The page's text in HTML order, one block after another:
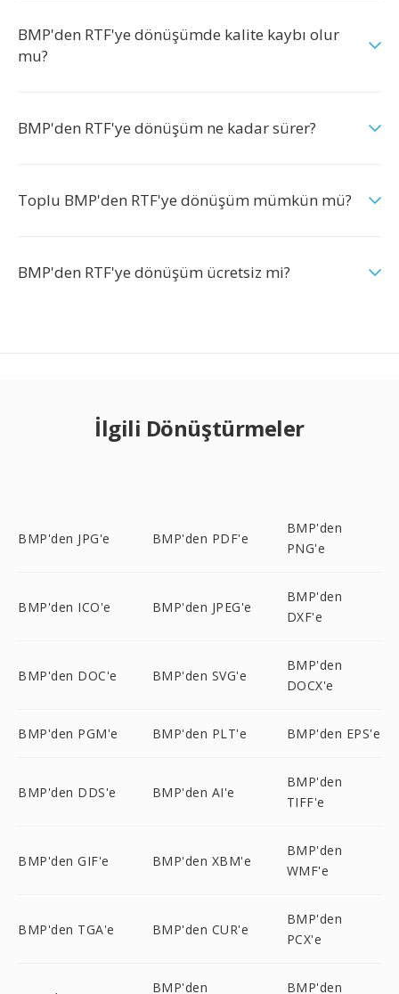
BMP'den RTF'ye dönüşümde kalite kaybı olur
mu?
BMP'den RTF'ye dönüşüm ne kadar sürer?
Toplu BMP'den RTF'ye dönüşüm mümkün mü?
BMP'den RTF'ye dönüşüm ücretsiz mi?
İlgili Dönüştürmeler
BMP'den JPG'e BMP'den PDF'e
BMP'den
PNG'e
BMP'den ICO'e BMP'den JPEG'e
BMP'den
DXF'e
BMP'den DOC'e BMP'den SVG'e
BMP'den
DOCX'e
BMP'den PGM'e BMP'den PLT'e BMP'den EPS'e
BMP'den DDS'e BMP'den AI'e
BMP'den
TIFF'e
BMP'den GIF'e BMP'den XBM'e
BMP'den
WMF'e
BMP'den TGA'e BMP'den CUR'e
BMP'den
PCX'e
BMP'den BMP'den